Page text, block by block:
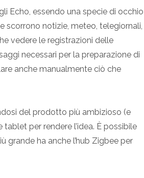
Echo, essendo una specie di occhio
scorrono notizie, meteo, telegiornali,
vedere le registrazioni delle
necessari per la preparazione di
anche manualmente ciò che
del prodotto più ambizioso (e
per rendere l’idea. È possibile
grande ha anche l’hub Zigbee per